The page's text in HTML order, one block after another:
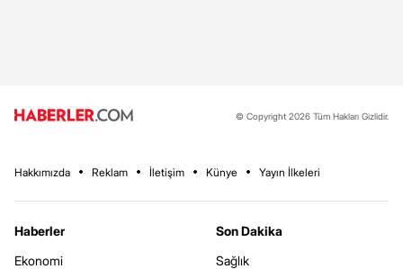
© Copyright 2026 Tüm Hakları Gizlidir.
Hakkımızda Reklam İletişim Künye Yayın İlkeleri
Haberler
Ekonomi
Son Dakika
Sağlık